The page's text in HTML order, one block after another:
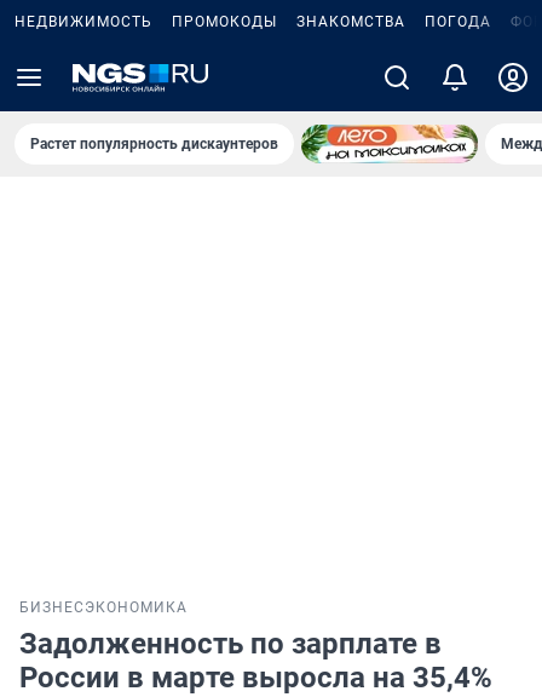
НЕДВИЖИМОСТЬ ПРОМОКОДЫ ЗНАКОМСТВА ПОГОДА
Растет популярность дискаунтеров
БИЗНЕС ЭКОНОМИКА
Задолженность по зарплате в
России в марте выросла на 35,4%